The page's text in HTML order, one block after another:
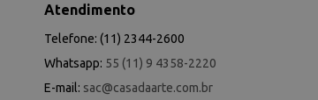
Atendimento
Telefone: (11) 2344-2600
Whatsapp: 55 (11) 9 4358-2220
E-mail: sac@casadaarte.com.br